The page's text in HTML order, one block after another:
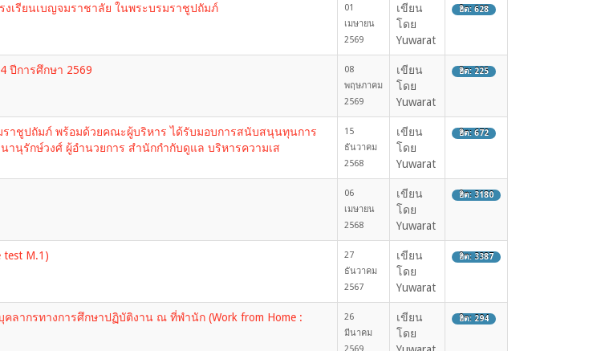
งเรียนเบญจมราชาลัย ในพระบรมราชูปถัมภ์
01
เมษายน
2569
เขียน
โดย
Yuwarat
ฮิต: 628
ปีการศึกษา 2569
08
พฤษภาคม
2569
เขียน
โดย
Yuwarat
ฮิต: 225
ราชูปถัมภ์ พร้อมด้วยคณะผู้บริหาร ได้รับมอบการสนับสนุนทุนการ
นุรักษ์วงศ์ ผู้อำนวยการ สำนักกำกับดูแล บริหารความเส
15
ธันวาคม
2568
เขียน
โดย
Yuwarat
ฮิต: 672
06
เมษายน
2568
เขียน
โดย
Yuwarat
ฮิต: 3180
M.1)
27
ธันวาคม
2567
เขียน
โดย
Yuwarat
ฮิต: 3387
ลากรทางการศึกษาปฏิบัติงาน ณ ที่พำนัก (Work from Home :
26
มีนาคม
2569
เขียน
โดย
ฮิต: 294